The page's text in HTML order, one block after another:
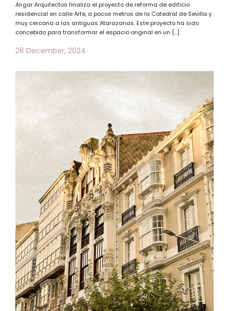
Angar Arquitectos finaliza el proyecto de reforma de edificio
residencial en calle Arfe, a pocos metros de la Catedral de Sevilla y
muy cercana a las antiguas Atarazanas. Este proyecto ha sido
concebido para transformar el espacio original en un […]
28 December, 2024